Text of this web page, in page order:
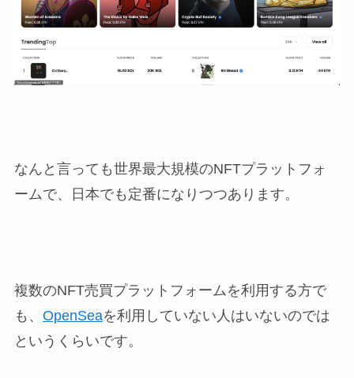
なんと言っても世界最大規模のNFTプラットフォ
ームで、日本でも定番になりつつあります。
複数のNFT売買プラットフォームを利用する方で
も、 OpenSeaを利用していない人はいないのでは
というくらいです。